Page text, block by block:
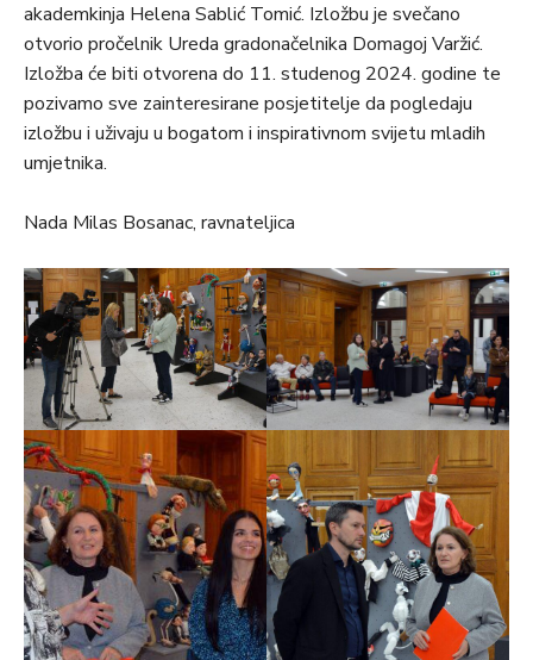
akademkinja Helena Sablić Tomić. Izložbu je svečano
otvorio pročelnik Ureda gradonačelnika Domagoj Varžić.
Izložba će biti otvorena do 11. studenog 2024. godine te
pozivamo sve zainteresirane posjetitelje da pogledaju
izložbu i uživaju u bogatom i inspirativnom svijetu mladih
umjetnika.
Nada Milas Bosanac, ravnateljica